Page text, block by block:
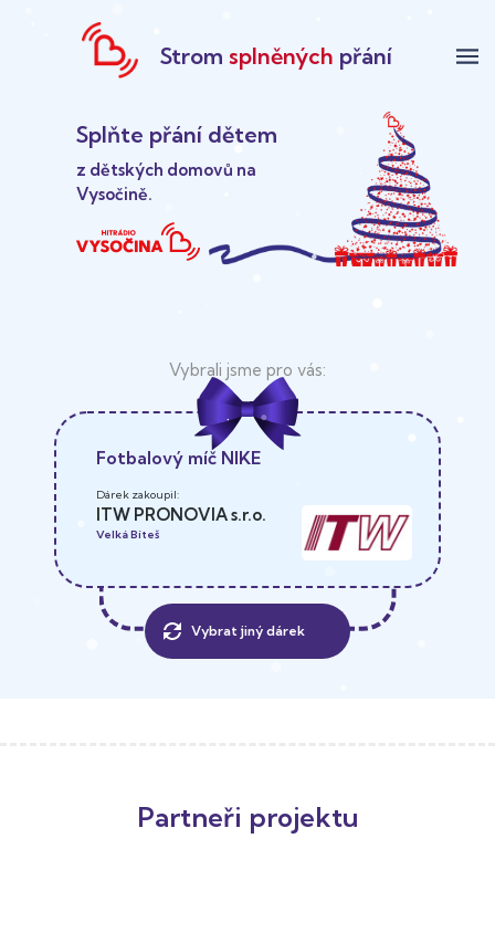
Strom splněných přání
Splňte přání dětem
z dětských domovů na
Vysočině.
Vybrat jiný dárek
Fotbalový míč NIKE
ITW PRONOVIA s.r.o.
Velká Bíteš
Partneři projektu